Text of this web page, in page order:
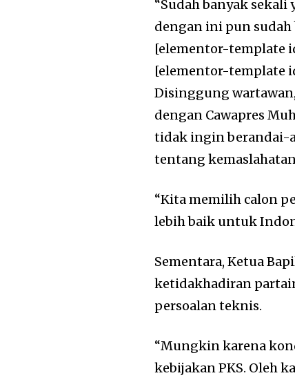
“Sudah banyak
dengan ini pun sudah
[elementor-template
[elementor-template
Disinggung
dengan Cawapres
tidak ingin berandai-
tentang
“Kita memilih calon
lebih baik untuk
Sementara, Ketua
ketidakhadiran
persoalan teknis.
“Mungkin karena
kebijakan PKS. Oleh